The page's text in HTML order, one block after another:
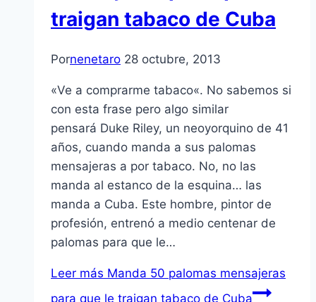
traigan tabaco de Cuba
Pornenetaro 28 octubre, 2013
«Ve a comprarme tabaco«. No sabemos si
con esta frase pero algo similar
pensará Duke Riley, un neoyorquino de 41
años, cuando manda a sus palomas
mensajeras a por tabaco. No, no las
manda al estanco de la esquina… las
manda a Cuba. Este hombre, pintor de
profesión, entrenó a medio centenar de
palomas para que le…
Leer más Manda 50 palomas mensajeras
para que le traigan tabaco de Cuba